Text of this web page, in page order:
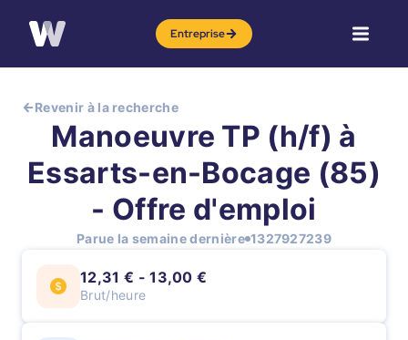
Entreprise
Revenir à la recherche
Manoeuvre TP (h/f) à
Essarts-en-Bocage (85)
- Offre d'emploi
Parue la semaine dernière 1327927239
12,31 € - 13,00 €
Brut/heure